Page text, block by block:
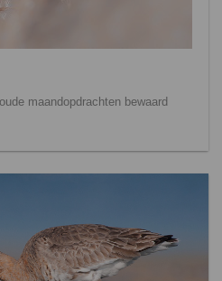
maandopdrachten bewaard